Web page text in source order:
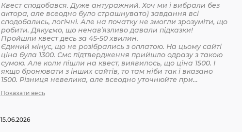
Квест сподобався. Дуже антуражний. Хоч ми і вибрали без
актора, але всеодно було страшнувато) завдання всі
сподобались, логічні. Але на початку не змогли зрозуміти, що
робити. Дякуємо, що ненавʼязливо давали підказки!
Пройшли квест десь за 45-50 хвилин.
Єдиний мінус, що не розібрались з оплатою. На цьому сайті
ціна була 1300. Смс підтвердження прийшло одразу з такою
сумою. Але коли пішли на квест, виявилось, що ціна 1500. І
якщо бронювати з інших сайтів, то там ніби так і вказано
1500. Різниця невелика, але всеодно уточнюйте при
Показати весь
15.06.2026